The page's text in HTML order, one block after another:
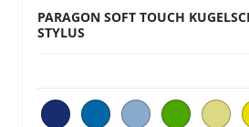
PARAGON SOFT TOUCH
STYLUS